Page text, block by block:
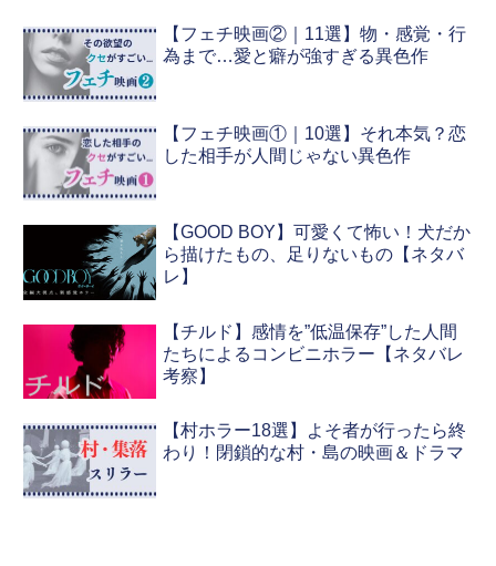
【フェチ映画②｜11選】物・感覚・行
為まで…愛と癖が強すぎる異色作
【フェチ映画①｜10選】それ本気？恋
した相手が人間じゃない異色作
【GOOD BOY】可愛くて怖い！犬だか
ら描けたもの、足りないもの【ネタバ
レ】
【チルド】感情を”低温保存”した人間
たちによるコンビニホラー【ネタバレ
考察】
【村ホラー18選】よそ者が行ったら終
わり！閉鎖的な村・島の映画＆ドラマ